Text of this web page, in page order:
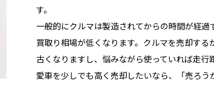
す。
一般的にクルマは製造されてからの時間が経過
買取り相場が低くなります。クルマを売却す
古くなりますし、悩みながら使っていれば走行
愛車を少しでも高く売却したいなら、「売ろ